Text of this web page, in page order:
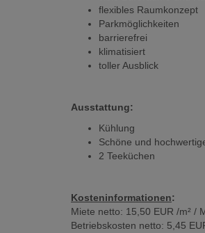
flexibles Raumkonzept
Parkmöglichkeiten
barrierefrei
klimatisiert
toller Ausblick
Ausstattung:
Kühlung
Schöne und
2 Teeküchen
Kosteninformationen:
Miete netto: 15,50 EUR /m² /
Betriebskosten netto: 5,45